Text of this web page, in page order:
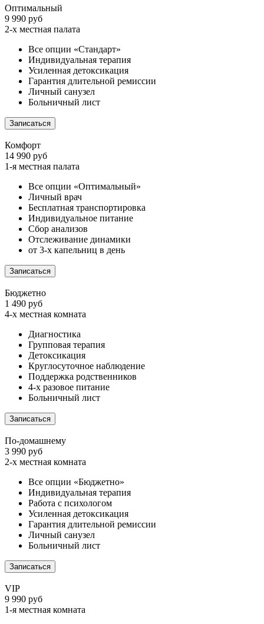
Оптимальный
9 990 руб
2-х местная палата
Все опции «Стандарт»
Индивидуальная терапия
Усиленная детоксикация
Гарантия длительной ремиссии
Личный санузел
Больничный лист
Записаться
Комфорт
14 990 руб
1-я местная палата
Все опции «Оптимальный»
Личный врач
Бесплатная транспортировка
Индивидуальное питание
Сбор анализов
Отслеживание динамики
от 3-х капельниц в день
Записаться
Бюджетно
1 490 руб
4-х местная комната
Диагностика
Групповая терапия
Детоксикация
Круглосуточное наблюдение
Поддержка родственников
4-х разовое питание
Больничный лист
Записаться
По-домашнему
3 990 руб
2-х местная комната
Все опции «Бюджетно»
Индивидуальная терапия
Работа с психологом
Усиленная детоксикация
Гарантия длительной ремиссии
Личный санузел
Больничный лист
Записаться
VIP
9 990 руб
1-я местная комната